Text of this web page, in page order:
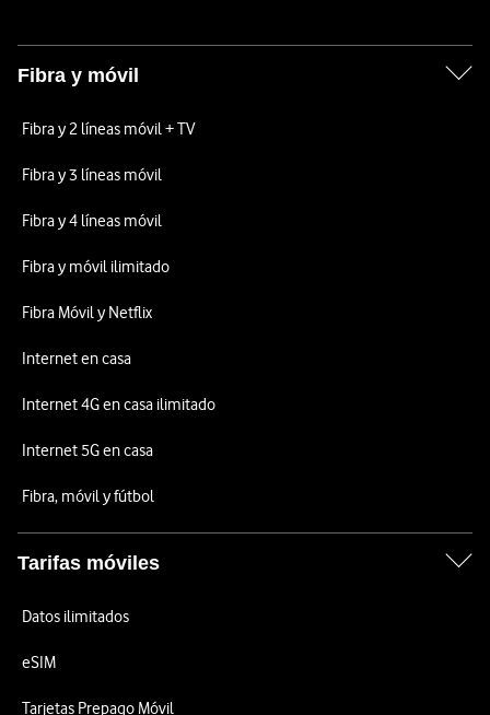
Fibra y móvil
Fibra y 2 líneas móvil + TV
Fibra y 3 líneas móvil
Fibra y 4 líneas móvil
Fibra y móvil ilimitado
Fibra Móvil y Netflix
Internet en casa
Internet 4G en casa ilimitado
Internet 5G en casa
Fibra, móvil y fútbol
Tarifas móviles
Datos ilimitados
eSIM
Tarjetas Prepago Móvil